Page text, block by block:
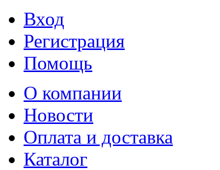
Вход
Регистрация
Помощь
О компании
Новости
Оплата и доставка
Каталог